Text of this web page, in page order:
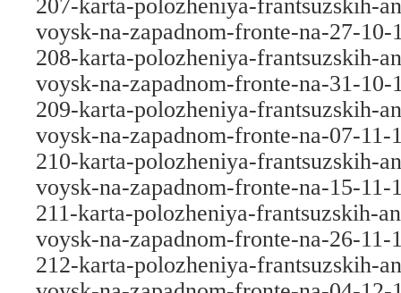
207-karta-polozheniya-frantsuzskih-
voysk-na-zapadnom-fronte-na-27-10-
208-karta-polozheniya-frantsuzskih-
voysk-na-zapadnom-fronte-na-31-10-
209-karta-polozheniya-frantsuzskih-
voysk-na-zapadnom-fronte-na-07-11-
210-karta-polozheniya-frantsuzskih-
voysk-na-zapadnom-fronte-na-15-11-
211-karta-polozheniya-frantsuzskih-
voysk-na-zapadnom-fronte-na-26-11-
212-karta-polozheniya-frantsuzskih-